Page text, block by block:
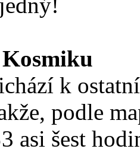
k
podle
asi šest